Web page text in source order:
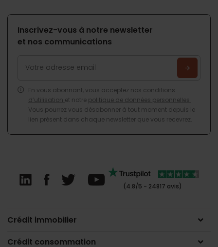
Inscrivez-vous à notre newsletter
et nos communications
En vous abonnant, vous acceptez nos conditions
d’utilisation et notre politique de données personnelles
Vous pourrez vous désabonner à tout moment depuis le
lien présent dans chaque newsletter que vous recevrez.
(4.8/5 - 24817 avis)
Crédit immobilier
Crédit consommation